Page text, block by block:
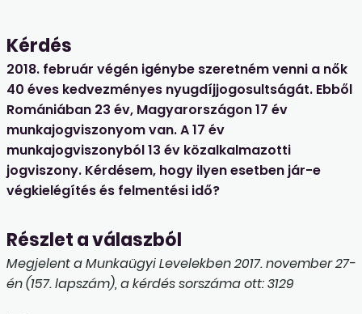
Kérdés
2018. február végén igénybe szeretném venni a nők
40 éves kedvezményes nyugdíjjogosultságát. Ebből
Romániában 23 év, Magyarországon 17 év
munkajogviszonyom van. A 17 év
munkajogviszonyból 13 év közalkalmazotti
jogviszony. Kérdésem, hogy ilyen esetben jár-e
végkielégítés és felmentési idő?
Részlet a válaszból
Megjelent a Munkaügyi Levelekben 2017. november 27-
én (157. lapszám), a kérdés sorszáma ott: 3129